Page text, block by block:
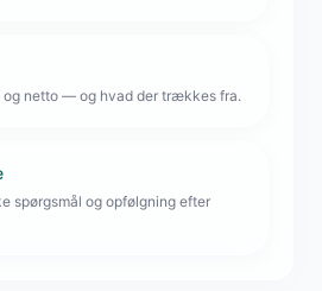
og netto — og hvad der trækkes fra.
spørgsmål og opfølgning efter